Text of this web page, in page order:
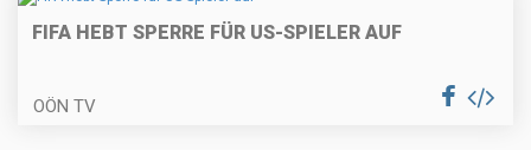
FIFA HEBT SPERRE FÜR US-SPIELER AUF
OÖN TV